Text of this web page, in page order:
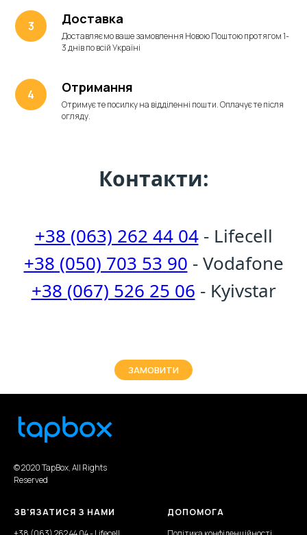
Доставка
Доставляємо ваше замовлення Новою Поштою протягом 1-
3 днів по всій Україні
Отримання
Отримуєте посилку на відділенні пошти. Оплачуєте після
огляду.
Контакти:
+38 (063) 262 44 04- Lifecell
+38 (050) 703 53 90 - Vodafone
+38 (067) 526 25 06 - Kyivstar
ЗАМОВИТИ
© 2020 TapBox, All Rights
Reserved
ЗВ'ЯЗАТИСЯ З НАМИ
ДОПОМОГА